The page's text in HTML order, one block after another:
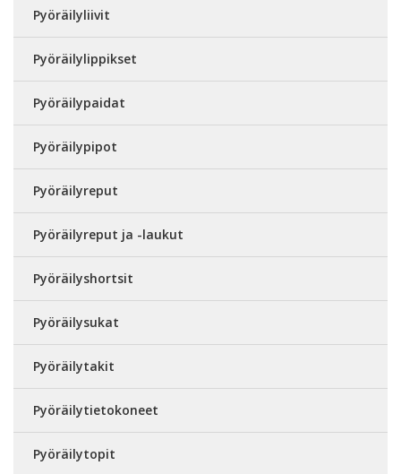
Pyöräilyliivit
Pyöräilylippikset
Pyöräilypaidat
Pyöräilypipot
Pyöräilyreput
Pyöräilyreput ja -laukut
Pyöräilyshortsit
Pyöräilysukat
Pyöräilytakit
Pyöräilytietokoneet
Pyöräilytopit